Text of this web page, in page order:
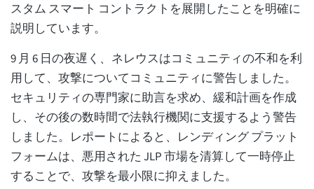
スタム スマート コントラクトを展開したことを明確に
説明しています。
9 月 6 日の夜遅く、ネレウスはコミュニティの不和を利
用して、攻撃についてコミュニティに警告しました。
セキュリティの専門家に助言を求め、緩和計画を作成
し、その後の数時間で法執行機関に支援するよう警告
しました。レポートによると、レンディング プラット
フォームは、悪用された JLP 市場を清算して一時停止
することで、攻撃を最小限に抑えました。